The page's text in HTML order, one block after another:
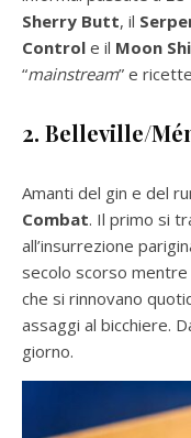
Sherry Butt, il
Control e il Moon
“mainstream” e
2. Belleville/
Amanti del gin e del
Combat. Il primo si
all’insurrezione
secolo scorso
che si rinnovano
assaggi al bicchiere.
giorno.